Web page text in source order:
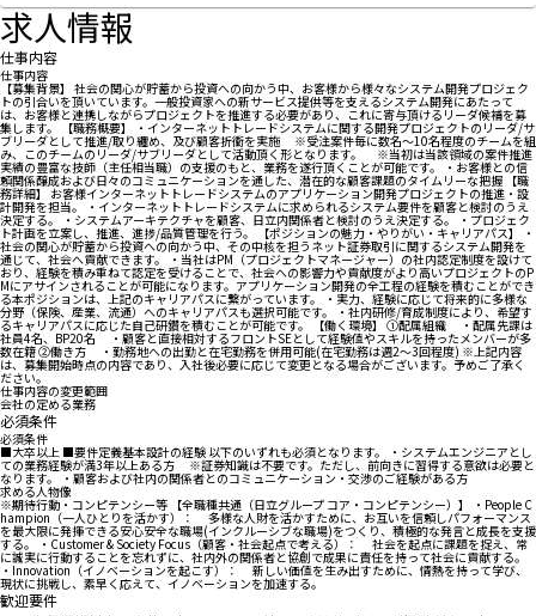
求人情報
仕事内容
仕事内容
【募集背景】 社会の関心が貯蓄から投資への向かう中、お客様から様々なシステム開発プロジェク
トの引合いを頂いています。一般投資家への新サービス提供等を支えるシステム開発にあたって
は、お客様と連携しながらプロジェクトを推進する必要があり、これに寄与頂けるリーダ候補を募
集します。 【職務概要】 ・インターネットトレードシステムに関する開発プロジェクトのリーダ/サ
ブリーダとして推進/取り纏め、及び顧客折衝を実施 ※受注案件毎に数名～10名程度のチームを組
み、このチームのリーダ/サブリーダとして活動頂く形となります。 ※当初は当該領域の案件推進
実績の豊富な技師（主任相当職）の支援のもと、業務を遂行頂くことが可能です。 ・お客様との信
頼関係醸成および日々のコミュニケーションを通した、潜在的な顧客課題のタイムリーな把握 【職
務詳細】 お客様インターネットトレードシステムのアプリケーション開発プロジェクトの推進・設
計開発を担当。 ・インターネットトレードシステムに求められるシステム要件を顧客と検討のうえ
決定する。 ・システムアーキテクチャを顧客、日立内関係者と検討のうえ決定する。 ・プロジェク
ト計画を立案し、推進、進捗/品質管理を行う。 【ポジションの魅力・やりがい・キャリアパス】 ・
社会の関心が貯蓄から投資への向かう中、その中核を担うネット証券取引に関するシステム開発を
通じて、社会へ貢献できます。 ・当社はPM（プロジェクトマネージャー）の社内認定制度を設けて
おり、経験を積み重ねて認定を受けることで、社会への影響力や貢献度がより高いプロジェクトのP
Mにアサインされることが可能になります。アプリケーション開発の全工程の経験を積むことができ
る本ポジションは、上記のキャリアパスに繋がっています。 ・実力、経験に応じて将来的に多様な
分野（保険、産業、流通）へのキャリアパスも選択可能です。 ・社内研修/育成制度により、希望す
るキャリアパスに応じた自己研鑽を積むことが可能です。 【働く環境】 ①配属組織 ・配属先課は
社員4名、BP20名 ・顧客と直接相対するフロントSEとして経験値やスキルを持ったメンバーが多
数在籍 ②働き方 ・勤務地への出勤と在宅勤務を併用可能(在宅勤務は週2～3回程度) ※上記内容
は、募集開始時点の内容であり、入社後必要に応じて変更となる場合がございます。予めご了承く
ださい。
仕事内容の変更範囲
会社の定める業務
必須条件
必須条件
■大卒以上 ■要件定義基本設計の経験 以下のいずれも必須となります。 ・システムエンジニアとし
ての業務経験が満3年以上ある方 ※証券知識は不要です。ただし、前向きに習得する意欲は必要と
なります。 ・顧客および社内の関係者とのコミュニケーション・交渉のご経験がある方
求める人物像
※期待行動・コンピテンシー等 【全職種共通（日立グループ コア・コンピテンシー）】 ・People C
hampion（一人ひとりを活かす）： 多様な人財を活かすために、お互いを信頼しパフォーマンス
を最大限に発揮できる安心安全な職場(インクルーシブな職場)をつくり、積極的な発言と成長を支援
する。 ・Customer & Society Focus（顧客・社会起点で考える）： 社会を起点に課題を捉え、常
に誠実に行動することを忘れずに、社内外の関係者と協創で成果に責任を持って社会に貢献する。
・Innovation（イノベーションを起こす）： 新しい価値を生み出すために、情熱を持って学び、
現状に挑戦し、素早く応えて、イノベーションを加速する。
歓迎要件